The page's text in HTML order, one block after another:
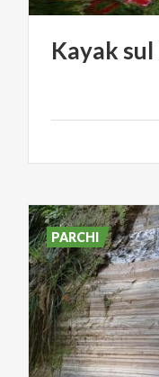
Kayak sul
PARCHI